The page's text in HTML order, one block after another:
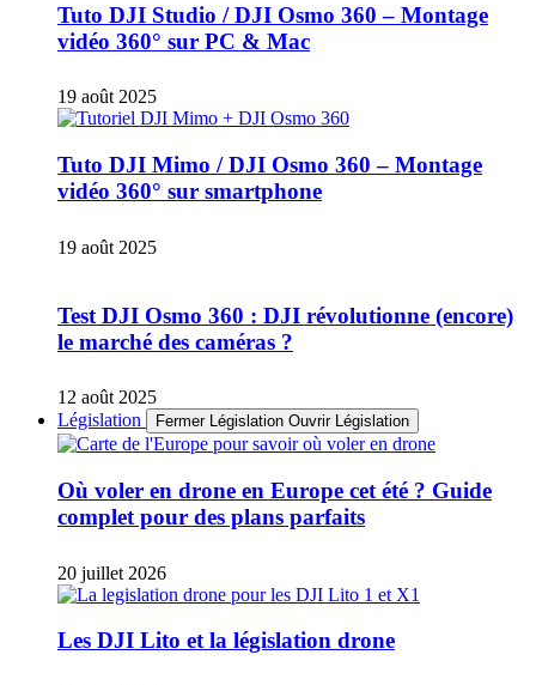
Tuto DJI Studio / DJI Osmo 360 – Montage
vidéo 360° sur PC & Mac
19 août 2025
Tuto DJI Mimo / DJI Osmo 360 – Montage
vidéo 360° sur smartphone
19 août 2025
Test DJI Osmo 360 : DJI révolutionne (encore)
le marché des caméras ?
12 août 2025
Législation
Fermer Législation Ouvrir Législation
Où voler en drone en Europe cet été ? Guide
complet pour des plans parfaits
20 juillet 2026
Les DJI Lito et la législation drone